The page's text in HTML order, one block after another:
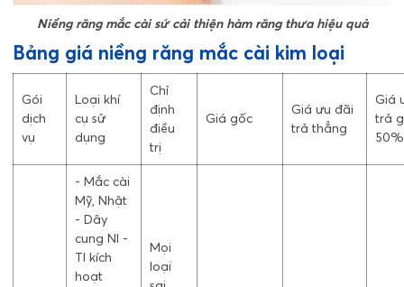
Niềng răng mắc cài sứ cải thiện hàm răng thưa hiệu quả
Bảng giá niềng răng mắc cài kim loại
Gói
dịch
vụ
Loại khí
cụ sử
dụng
Chỉ
định
điều
trị
Giá gốc
Giá ưu đãi
trả thẳng
Giá
trả
50%
- Mắc cài
Mỹ, Nhật
- Dây
cung NI -
TI kích
hoạt
Mọi
loại